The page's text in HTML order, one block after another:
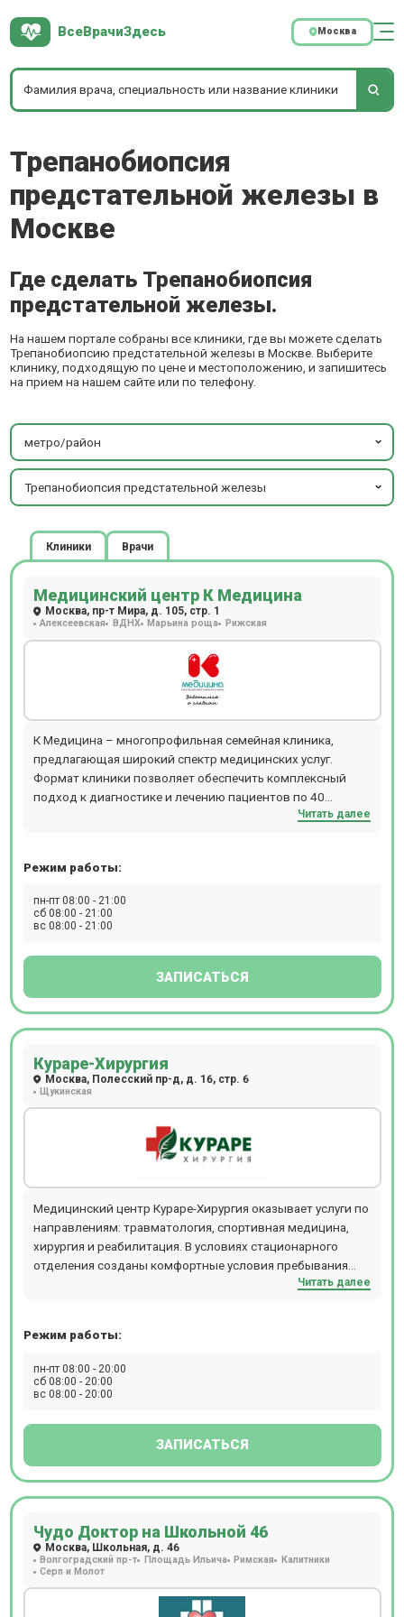
ВсеВрачиЗдесь Москва
Трепанобиопсия
предстательной железы в
Москве
Где сделать Трепанобиопсия
предстательной железы.
На нашем портале собраны все клиники, где вы можете сделать
Трепанобиопсию предстательной железы в Москве. Выберите
клинику, подходящую по цене и местоположению, и запишитесь
на прием на нашем сайте или по телефону.
метро/район
Трепанобиопсия предстательной железы
Клиники Врачи
Медицинский центр К Медицина
Москва, пр-т Мира, д. 105, стр. 1
Алексеевская ВДНХ Марьина роща Рижская
К Медицина – многопрофильная семейная клиника,
предлагающая широкий спектр медицинских услуг.
Формат клиники позволяет обеспечить комплексный
подход к диагностике и лечению пациентов по 40
направлениям современной медицины. Открыты
неврологии и другие.
Читать далее
Режим работы:
пн-пт 08:00 - 21:00
сб 08:00 - 21:00
вс 08:00 - 21:00
ЗАПИСАТЬСЯ
Кураре-Хирургия
Москва, Полесский пр-д, д. 16, стр. 6
Щукинская
Медицинский центр Кураре-Хирургия оказывает услуги по
направлениям: травматология, спортивная медицина,
хирургия и реабилитация. В условиях стационарного
отделения созданы комфортные условия пребывания
пациентов с круглосуточным наблюдением врачей и
Читать далее
Режим работы:
пн-пт 08:00 - 20:00
сб 08:00 - 20:00
вс 08:00 - 20:00
ЗАПИСАТЬСЯ
Чудо Доктор на Школьной 46
Москва, Школьная, д. 46
Волгоградский пр-т Площадь Ильича Римская Калитники
Серп и Молот